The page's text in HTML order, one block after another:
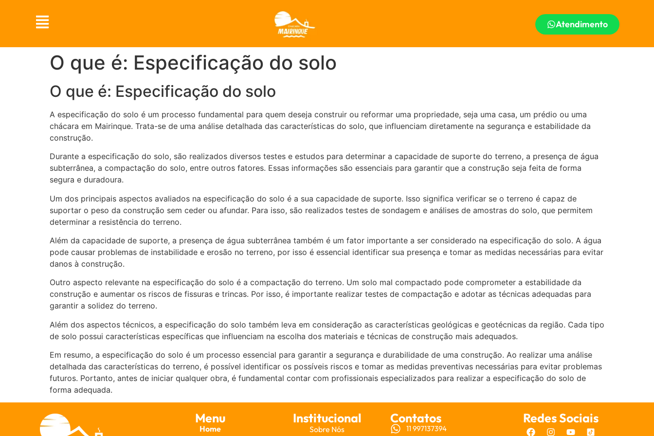
Atendimento
O que é: Especificação do solo
O que é: Especificação do solo
A especificação do solo é um processo fundamental para quem deseja construir ou reformar uma propriedade, seja uma casa, um prédio ou uma
chácara em Mairinque. Trata-se de uma análise detalhada das características do solo, que influenciam diretamente na segurança e estabilidade da
construção.
Durante a especificação do solo, são realizados diversos testes e estudos para determinar a capacidade de suporte do terreno, a presença de água
subterrânea, a compactação do solo, entre outros fatores. Essas informações são essenciais para garantir que a construção seja feita de forma
segura e duradoura.
Um dos principais aspectos avaliados na especificação do solo é a sua capacidade de suporte. Isso significa verificar se o terreno é capaz de
suportar o peso da construção sem ceder ou afundar. Para isso, são realizados testes de sondagem e análises de amostras do solo, que permitem
determinar a resistência do terreno.
Além da capacidade de suporte, a presença de água subterrânea também é um fator importante a ser considerado na especificação do solo. A água
pode causar problemas de instabilidade e erosão no terreno, por isso é essencial identificar sua presença e tomar as medidas necessárias para evitar
danos à construção.
Outro aspecto relevante na especificação do solo é a compactação do terreno. Um solo mal compactado pode comprometer a estabilidade da
construção e aumentar os riscos de fissuras e trincas. Por isso, é importante realizar testes de compactação e adotar as técnicas adequadas para
garantir a solidez do terreno.
Além dos aspectos técnicos, a especificação do solo também leva em consideração as características geológicas e geotécnicas da região. Cada tipo
de solo possui características específicas que influenciam na escolha dos materiais e técnicas de construção mais adequados.
Em resumo, a especificação do solo é um processo essencial para garantir a segurança e durabilidade de uma construção. Ao realizar uma análise
detalhada das características do terreno, é possível identificar os possíveis riscos e tomar as medidas preventivas necessárias para evitar problemas
futuros. Portanto, antes de iniciar qualquer obra, é fundamental contar com profissionais especializados para realizar a especificação do solo de
forma adequada.
Menu
Home
Institucional
Sobre Nós
Contatos
11 997137394
Redes Sociais